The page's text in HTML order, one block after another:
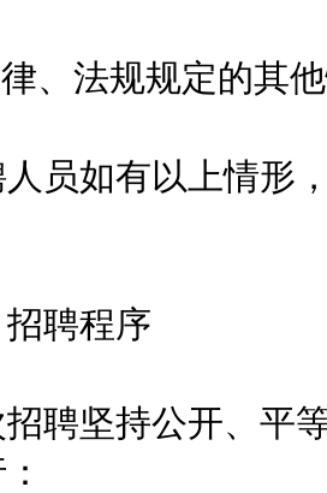
法规规定的其他
如有以上情形，
聘程序
坚持公开、平等